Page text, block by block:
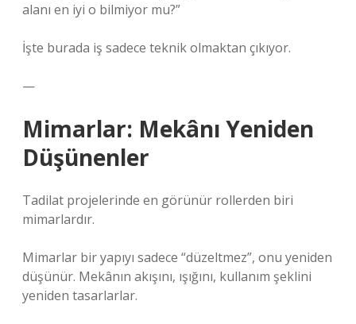
alanı en iyi o bilmiyor mu?”
İşte burada iş sadece teknik olmaktan çıkıyor.
—
Mimarlar: Mekânı Yeniden
Düşünenler
Tadilat projelerinde en görünür rollerden biri
mimarlardır.
Mimarlar bir yapıyı sadece “düzeltmez”, onu yeniden
düşünür. Mekânın akışını, ışığını, kullanım şeklini
yeniden tasarlarlar.